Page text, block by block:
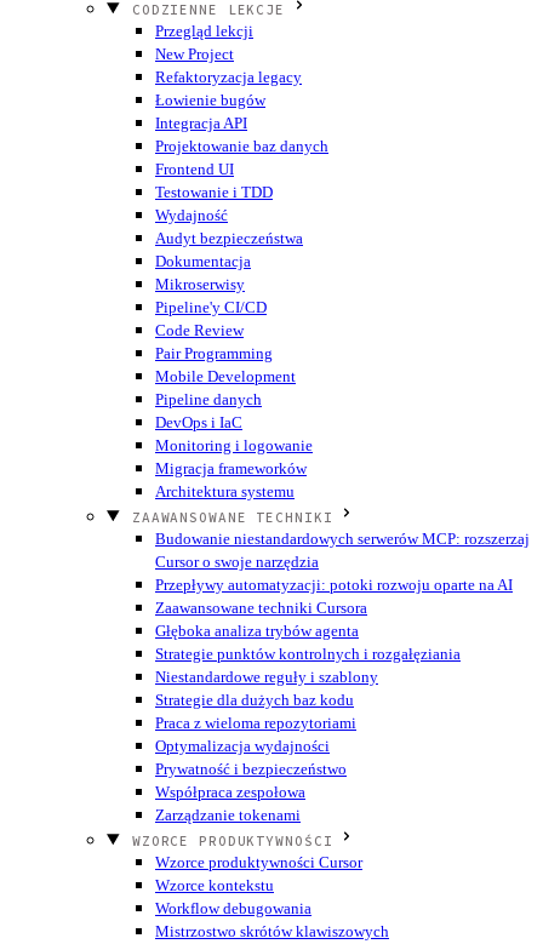
CODZIENNE LEKCJE
Przegląd lekcji
New Project
Refaktoryzacja legacy
Łowienie bugów
Integracja API
Projektowanie baz danych
Frontend UI
Testowanie i TDD
Wydajność
Audyt bezpieczeństwa
Dokumentacja
Mikroserwisy
Pipeline'y CI/CD
Code Review
Pair Programming
Mobile Development
Pipeline danych
DevOps i IaC
Monitoring i logowanie
Migracja frameworków
Architektura systemu
ZAAWANSOWANE TECHNIKI
Budowanie niestandardowych serwerów MCP: rozszerzaj
Cursor o swoje narzędzia
Przepływy automatyzacji: potoki rozwoju oparte na AI
Zaawansowane techniki Cursora
Głęboka analiza trybów agenta
Strategie punktów kontrolnych i rozgałęziania
Niestandardowe reguły i szablony
Strategie dla dużych baz kodu
Praca z wieloma repozytoriami
Optymalizacja wydajności
Prywatność i bezpieczeństwo
Współpraca zespołowa
Zarządzanie tokenami
WZORCE PRODUKTYWNOŚCI
Wzorce produktywności Cursor
Wzorce kontekstu
Workflow debugowania
Mistrzostwo skrótów klawiszowych